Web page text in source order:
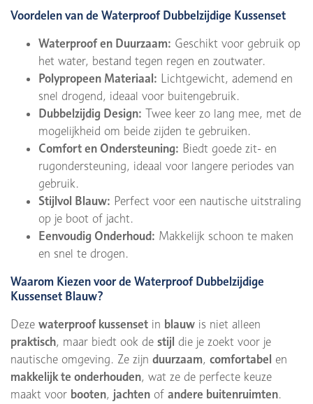
Voordelen van de Waterproof Dubbelzijdige Kussenset
Waterproof en Duurzaam: Geschikt voor gebruik op
het water, bestand tegen regen en zoutwater.
Polypropeen Materiaal: Lichtgewicht, ademend en
snel drogend, ideaal voor buitengebruik.
Dubbelzijdig Design: Twee keer zo lang mee, met de
mogelijkheid om beide zijden te gebruiken.
Comfort en Ondersteuning: Biedt goede zit- en
rugondersteuning, ideaal voor langere periodes van
gebruik.
Stijlvol Blauw: Perfect voor een nautische uitstraling
op je boot of jacht.
Eenvoudig Onderhoud: Makkelijk schoon te maken
en snel te drogen.
Waarom Kiezen voor de Waterproof Dubbelzijdige
Kussenset Blauw?
Deze waterproof kussenset in blauw is niet alleen
praktisch, maar biedt ook de stijl die je zoekt voor je
nautische omgeving. Ze zijn duurzaam, comfortabel en
makkelijk te onderhouden, wat ze de perfecte keuze
maakt voor booten, jachten of andere buitenruimten.